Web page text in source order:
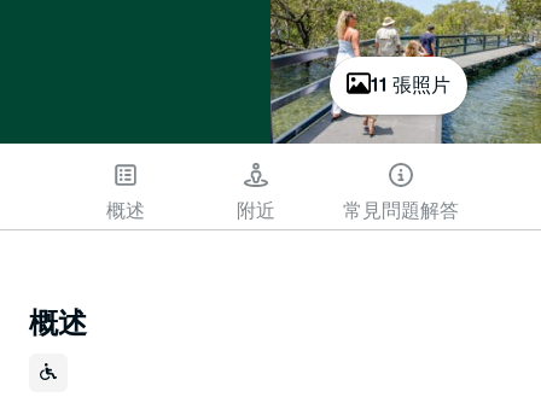
11 張照片
概述 附近 常見問題解答
概述